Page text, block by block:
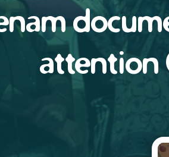
attention